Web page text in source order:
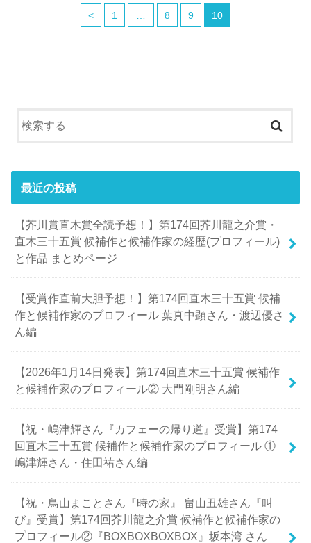
< 1 8 9 10
最近の投稿
【芥川賞直木賞全読予想！】第174回芥川龍之介賞・
直木三十五賞 候補作と候補作家の経歴(プロフィール)
と作品 まとめページ
【受賞作直前大胆予想！】第174回直木三十五賞 候補
作と候補作家のプロフィール 葉真中顕さん・渡辺優さ
ん編
【2026年1月14日発表】第174回直木三十五賞 候補作
と候補作家のプロフィール② 大門剛明さん編
【祝・嶋津輝さん『カフェーの帰り道』受賞】第174
回直木三十五賞 候補作と候補作家のプロフィール ①
嶋津輝さん・住田祐さん編
【祝・鳥山まことさん『時の家』 畠山丑雄さん『叫
び』受賞】第174回芥川龍之介賞 候補作と候補作家の
プロフィール②『BOXBOXBOXBOX』坂本湾 さん